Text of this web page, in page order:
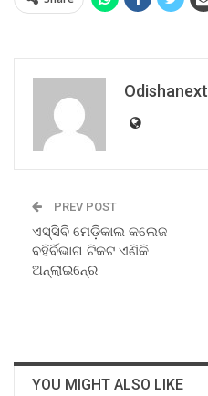
Odishanext
PREV POST
ଏସ୍‍ସିବି ମେଡ଼ିକାଲ କଲେଜ
ବହିର୍ବିଭାଗ ଟିକଟ ଏଣିକି
ଅନ୍‍ଲାଇନ୍‍ରେ
YOU MIGHT ALSO LIKE